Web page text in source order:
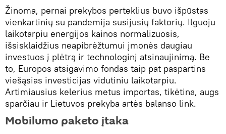
Žinoma, pernai prekybos perteklius buvo išpūstas
vienkartinių su pandemija susijusių faktorių. Ilguoju
laikotarpiu energijos kainos normalizuosis,
išsisklaidžius neapibrėžtumui įmonės daugiau
investuos į plėtrą ir technologinį atsinaujinimą. Be
to, Europos atsigavimo fondas taip pat paspartins
viešąsias investicijas vidutiniu laikotarpiu.
Artimiausius kelerius metus importas, tikėtina, augs
sparčiau ir Lietuvos prekyba artės balanso link.
Mobilumo paketo įtaka